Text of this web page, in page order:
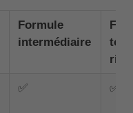
Formule
intermédiaire
✅ ✅